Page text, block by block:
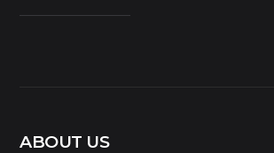
ABOUT US